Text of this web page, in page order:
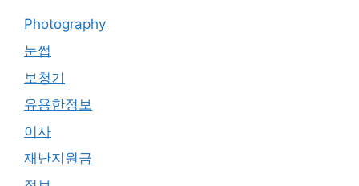
Photography
눈썹
보청기
유용한정보
이사
재난지원금